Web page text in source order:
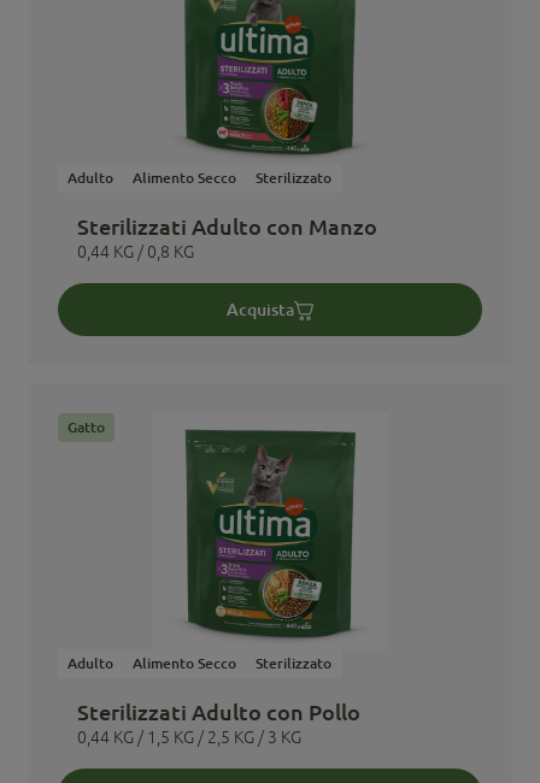
Adulto Alimento Secco Sterilizzato
Sterilizzati Adulto con Manzo
0,44 KG / 0,8 KG
Acquista
Adulto Alimento Secco Sterilizzato
Sterilizzati Adulto con Pollo
0,44 KG / 1,5 KG / 2,5 KG / 3 KG
Gatto